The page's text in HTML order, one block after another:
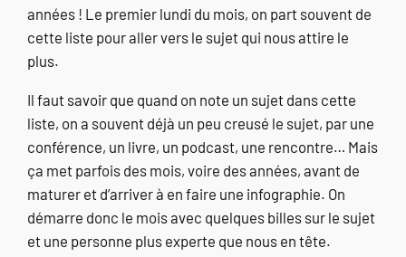
années ! Le premier lundi du mois, on part souvent de
cette liste pour aller vers le sujet qui nous attire le
plus.
Il faut savoir que quand on note un sujet dans cette
liste, on a souvent déjà un peu creusé le sujet, par une
conférence, un livre, un podcast, une rencontre… Mais
ça met parfois des mois, voire des années, avant de
maturer et d’arriver à en faire une infographie. On
démarre donc le mois avec quelques billes sur le sujet
et une personne plus experte que nous en tête.